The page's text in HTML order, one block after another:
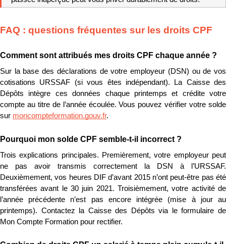
FAQ : questions fréquentes sur les droits CPF
Comment sont attribués mes droits CPF chaque année ?
Sur la base des déclarations de votre employeur (DSN) ou de vos
cotisations URSSAF (si vous êtes indépendant). La Caisse des
Dépôts intègre ces données chaque printemps et crédite votre
compte au titre de l’année écoulée. Vous pouvez vérifier votre solde
sur moncompteformation.gouv.fr.
Pourquoi mon solde CPF semble-t-il incorrect ?
Trois explications principales. Premièrement, votre employeur peut
ne pas avoir transmis correctement la DSN à l’URSSAF.
Deuxièmement, vos heures DIF d’avant 2015 n’ont peut-être pas été
transférées avant le 30 juin 2021. Troisièmement, votre activité de
l’année précédente n’est pas encore intégrée (mise à jour au
printemps). Contactez la Caisse des Dépôts via le formulaire de
Mon Compte Formation pour rectifier.